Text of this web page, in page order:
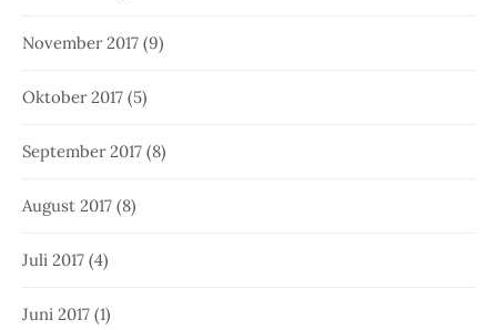
November 2017 (9)
Oktober 2017 (5)
September 2017 (8)
August 2017 (8)
Juli 2017 (4)
Juni 2017 (1)